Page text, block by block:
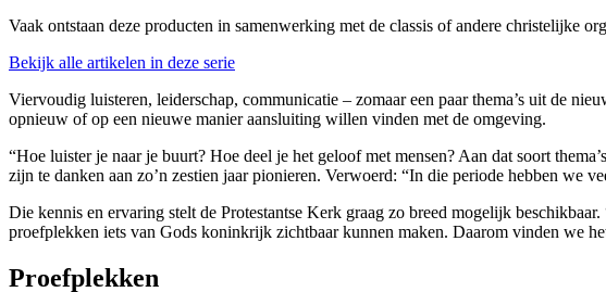
Vaak ontstaan deze producten in samenwerking met de classis of andere christelijke
Bekijk alle artikelen in deze serie
Viervoudig luisteren, leiderschap, communicatie – zomaar een paar thema’s uit de
opnieuw of op een nieuwe manier aansluiting willen vinden met de omgeving.
“Hoe luister je naar je buurt? Hoe deel je het geloof met mensen? Aan dat soort
zijn te danken aan zo’n zestien jaar pionieren. Verwoerd: “In die periode hebben we
Die kennis en ervaring stelt de Protestantse Kerk graag zo breed mogelijk
proefplekken iets van Gods koninkrijk zichtbaar kunnen maken. Daarom vinden we
Proefplekken